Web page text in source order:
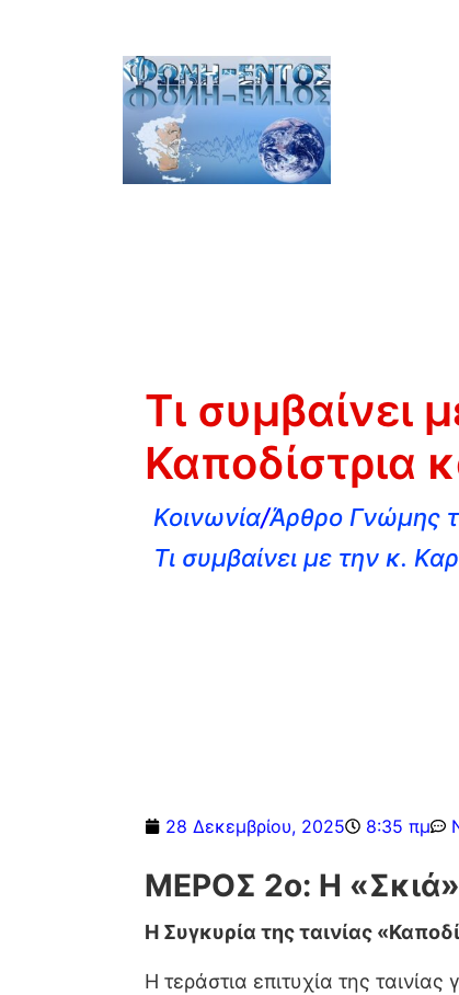
Τι συμβαίνει
Καποδίστρια
Κοινωνία/Άρθρο Γνώμης
Τι συμβαίνει με την κ.
28 Δεκεμβρίου, 2025 8:35 πμ
ΜΕΡΟΣ 2ο: Η «Σκιά»
Η Συγκυρία της ταινίας
Η τεράστια επιτυχία της